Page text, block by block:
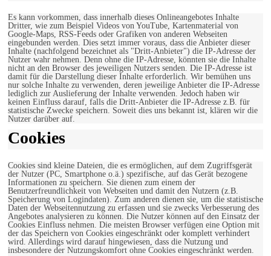
Es kann vorkommen, dass innerhalb dieses Onlineangebotes Inhalte
Dritter, wie zum Beispiel Videos von YouTube, Kartenmaterial von
Google-Maps, RSS-Feeds oder Grafiken von anderen Webseiten
eingebunden werden. Dies setzt immer voraus, dass die Anbieter dieser
Inhalte (nachfolgend bezeichnet als "Dritt-Anbieter") die IP-Adresse der
Nutzer wahr nehmen. Denn ohne die IP-Adresse, könnten sie die Inhalte
nicht an den Browser des jeweiligen Nutzers senden. Die IP-Adresse ist
damit für die Darstellung dieser Inhalte erforderlich. Wir bemühen uns
nur solche Inhalte zu verwenden, deren jeweilige Anbieter die IP-Adresse
lediglich zur Auslieferung der Inhalte verwenden. Jedoch haben wir
keinen Einfluss darauf, falls die Dritt-Anbieter die IP-Adresse z.B. für
statistische Zwecke speichern. Soweit dies uns bekannt ist, klären wir die
Nutzer darüber auf.
Cookies
Cookies sind kleine Dateien, die es ermöglichen, auf dem Zugriffsgerät
der Nutzer (PC, Smartphone o.ä.) spezifische, auf das Gerät bezogene
Informationen zu speichern. Sie dienen zum einem der
Benutzerfreundlichkeit von Webseiten und damit den Nutzern (z.B.
Speicherung von Logindaten). Zum anderen dienen sie, um die statistische
Daten der Webseitennutzung zu erfassen und sie zwecks Verbesserung des
Angebotes analysieren zu können. Die Nutzer können auf den Einsatz der
Cookies Einfluss nehmen. Die meisten Browser verfügen eine Option mit
der das Speichern von Cookies eingeschränkt oder komplett verhindert
wird. Allerdings wird darauf hingewiesen, dass die Nutzung und
insbesondere der Nutzungskomfort ohne Cookies eingeschränkt werden.